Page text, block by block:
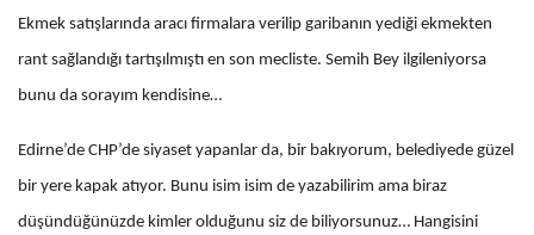
Ekmek satışlarında aracı firmalara verilip garibanın yediği ekmekten
rant sağlandığı tartışılmıştı en son mecliste. Semih Bey ilgileniyorsa
bunu da sorayım kendisine…
Edirne’de CHP’de siyaset yapanlar da, bir bakıyorum, belediyede güzel
bir yere kapak atıyor. Bunu isim isim de yazabilirim ama biraz
düşündüğünüzde kimler olduğunu siz de biliyorsunuz… Hangisini